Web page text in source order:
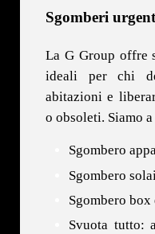
Sgomberi
La G Group offre
ideali per chi
abitazioni e
o obsoleti. Siamo
Sgombero
Sgombero
Sgombero box
Svuota tutto: